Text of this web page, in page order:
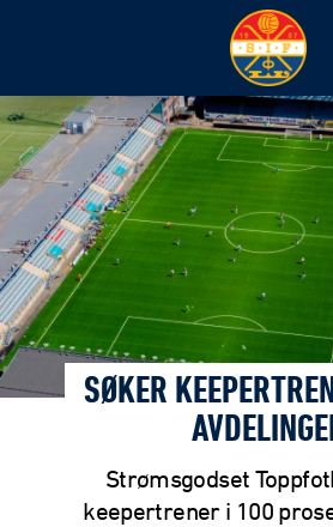
SØKER
Strømsgodset
keepertrener i 100